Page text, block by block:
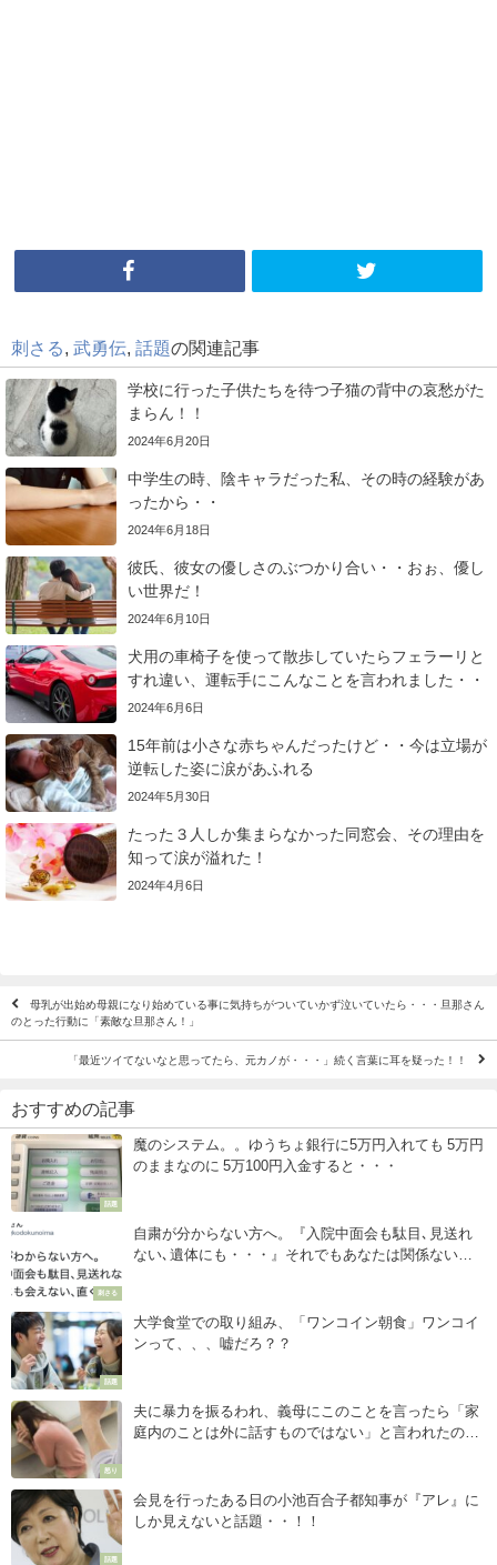
刺さる 武勇伝 話題の関連記事
学校に行った子供たちを待つ子猫の背中の哀愁がた
まらん！！
2024年6月20日
中学生の時、陰キャラだった私、その時の経験があ
ったから・・
2024年6月18日
彼氏、彼女の優しさのぶつかり合い・・おぉ、優し
い世界だ！
2024年6月10日
犬用の車椅子を使って散歩していたらフェラーリと
すれ違い、運転手にこんなことを言われました・・
2024年6月6日
15年前は小さな赤ちゃんだったけど・・今は立場が
逆転した姿に涙があふれる
2024年5月30日
たった３人しか集まらなかった同窓会、その理由を
知って涙が溢れた！
2024年4月6日
母乳が出始め母親になり始めている事に気持ちがついていかず泣いていたら・・・旦那さん
のとった行動に「素敵な旦那さん！」
「最近ツイてないなと思ってたら、元カノが・・・」続く言葉に耳を疑った！！
おすすめの記事
話題
魔のシステム。。ゆうちょ銀行に5万円入れても 5万円
のままなのに 5万100円入金すると・・・
刺さる
自粛が分からない方へ。『入院中面会も駄目､見送れ
ない､遺体にも・・・』それでもあなたは関係ないと
話題
大学食堂での取り組み、「ワンコイン朝食」ワンコイ
ンって、、、嘘だろ？？
怒り
夫に暴力を振るわれ、義母にこのことを言ったら「家
庭内のことは外に話すものではない」と言われたの
話題
会見を行ったある日の小池百合子都知事が『アレ』に
しか見えないと話題・・！！